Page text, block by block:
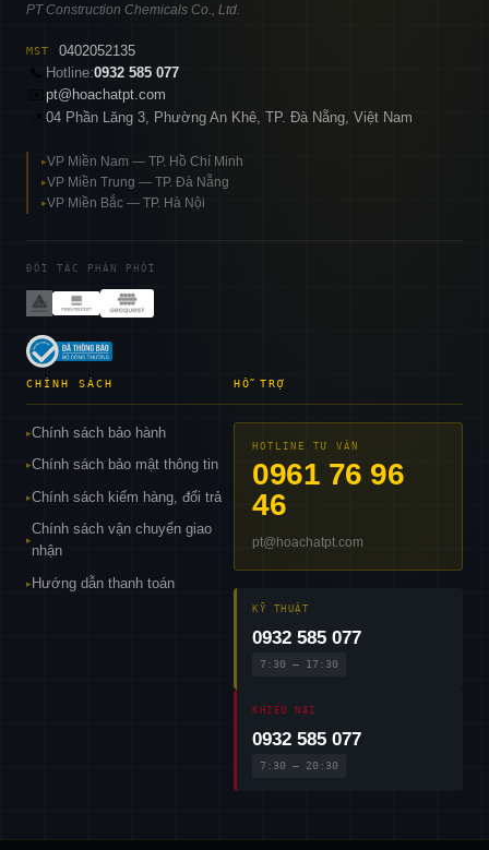
PT Construction Chemicals Co., Ltd.
MST
0402052135
📞 Hotline:0932 585 077
pt@hoachatpt.com
📍 04 Phần Lăng 3, Phường An Khê, TP. Đà Nẵng, Việt Nam
▸VP Miền Nam — TP. Hồ Chí Minh
▸VP Miền Trung — TP. Đà Nẵng
▸VP Miền Bắc — TP. Hà Nội
ĐỐI TÁC PHÂN PHỐI
CHÍNH SÁCH
▸Chính sách bảo hành
▸Chính sách bảo mật thông tin
▸Chính sách kiểm hàng, đổi trả
▸
Chính sách vận chuyển giao
nhận
▸ Hướng dẫn thanh toán
HỖ TRỢ
HOTLINE TƯ VẤN
0961 76 96
46
pt@hoachatpt.com
KỸ THUẬT
0932 585 077
7:30 – 17:30
KHIẾU NẠI
0932 585 077
7:30 – 20:30